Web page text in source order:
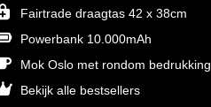
Fairtrade draagtas 42 x 38cm
Powerbank 10.000mAh
Mok Oslo met rondom bedrukking
Bekijk alle bestsellers